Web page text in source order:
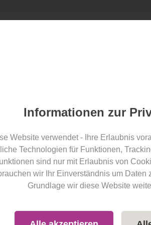
Informationen zur
Website verwendet - Ihre Erlaubnis
Technologien für Funktionen,
sind nur mit Erlaubnis von
wir Ihr Einverständnis um Daten
Grundlage wir diese Website